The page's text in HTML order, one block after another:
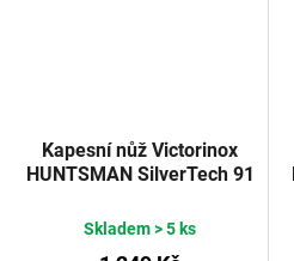
Kapesní nůž Victorinox
HUNTSMAN SilverTech 91
Skladem> 5 ks